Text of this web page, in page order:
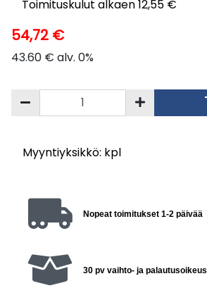
Toimituskulut alkaen 12,55 €
54,72 €
43.60 € alv. 0%
Myyntiyksikkö: kpl
Nopeat toimitukset 1-2 päivää
30 pv vaihto- ja palautusoikeus